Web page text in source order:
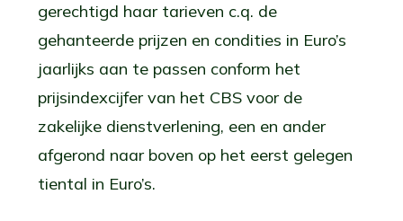
gerechtigd haar tarieven c.q. de
gehanteerde prijzen en condities in Euro’s
jaarlijks aan te passen conform het
prijsindexcijfer van het CBS voor de
zakelijke dienstverlening, een en ander
afgerond naar boven op het eerst gelegen
tiental in Euro’s.